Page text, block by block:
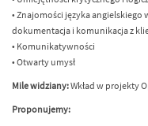
• Znajomości języka
dokumentacja i komunikacja z
• Komunikatywności
• Otwarty umysł
Mile widziany:Wkład w projekty
Proponujemy: